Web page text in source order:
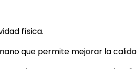
física.
que permite mejorar la